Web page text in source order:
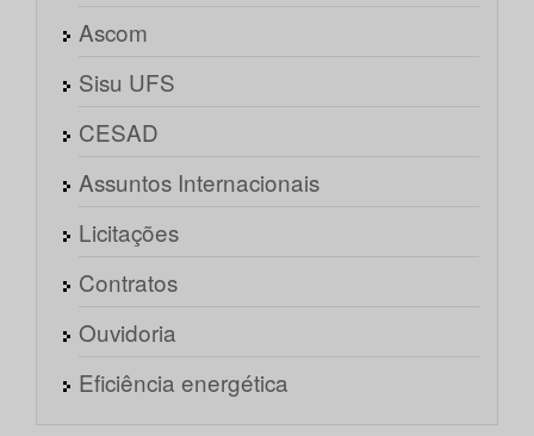
Ascom
Sisu UFS
CESAD
Assuntos Internacionais
Licitações
Contratos
Ouvidoria
Eficiência energética